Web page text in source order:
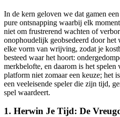
In de kern geloven we dat gamen
pure ontsnapping waarbij elk
niet om frustrerend wachten of
onophoudelijk geobsedeerd door het
elke vorm van wrijving, zodat je
besteed waar het hoort:
merkbelofte, en daarom is het
platform niet zomaar een keuze; het
een veeleisende speler die zijn tijd,
spel waardeert.
1. Herwin Je Tijd: De